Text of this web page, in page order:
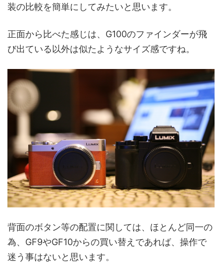
装の比較を簡単にしてみたいと思います。
正面から比べた感じは、G100のファインダーが飛
び出ている以外は似たようなサイズ感ですね。
背面のボタン等の配置に関しては、ほとんど同一の
為、GF9やGF10からの買い替えであれば、操作で
迷う事はないと思います。